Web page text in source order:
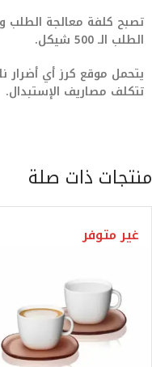
تصبح كلفة معالجة الطلب
الطلب الـ 500 شيكل.
يتحمل موقع كرز أي أضرار
تتكلف مصاريف الإستبدال.
منتجات ذات صلة
غير متوفر